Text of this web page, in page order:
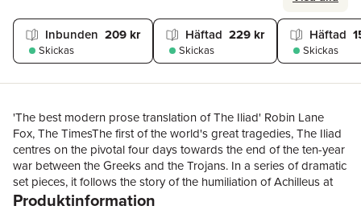
Inbunden 209 kr
Skickas
Häftad 229 kr
Skickas
Häftad
Skickas
'The best modern prose translation of The Iliad' Robin Lane
Fox, The TimesThe first of the world's great tragedies, The Iliad
centres on the pivotal four days towards the end of the ten-year
war between the Greeks and the Trojans. In a series of dramatic
set pieces, it follows the story of the humiliation of Achilleus at
the hands of Agamemnon and his slaying of Hektor: a
Produktinformation